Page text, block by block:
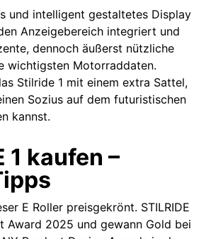
und intelligent gestaltetes Display
Anzeigebereich integriert und
dennoch äußerst nützliche
wichtigsten Motorraddaten.
Stilride 1 mit einem extra Sattel,
Sozius auf dem futuristischen
kannst.
1 kaufen –
E Roller preisgekrönt. STILRIDE
Award 2025 und gewann Gold bei